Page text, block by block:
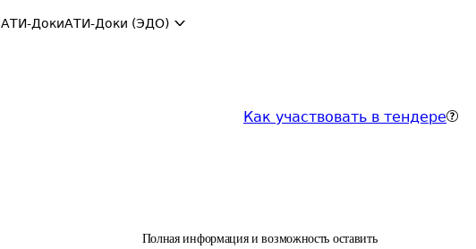
АТИ-ДокиАТИ-Доки (ЭДО)
Как участвовать в тендере
Полная информация и возможность оставить